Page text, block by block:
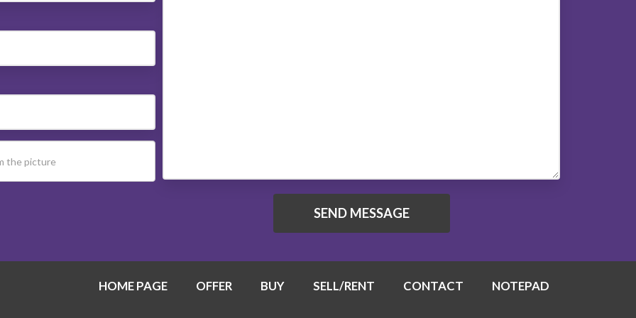
HOME PAGE OFFER BUY SELL/RENT CONTACT NOTEPAD